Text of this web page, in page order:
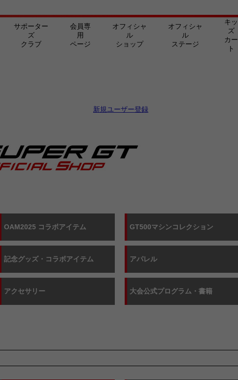
サポーター
ズ
クラブ
会員専
用
ページ
オフィシャ
ル
ショップ
オフィシャ
ル
ステージ
キッ
ズ
カー
ト
新規ユーザー登録
OAM2025 コラボアイテム GT500マシンコレクション
記念グッズ・ コラボアイテム アパレル
アクセサリー 大会公式プログラム・ 書籍